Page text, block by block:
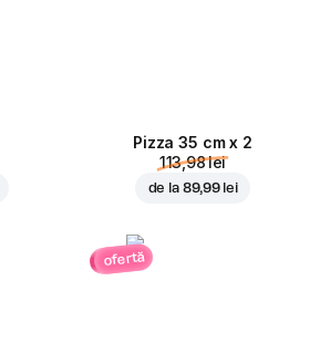
Pizza 35 cm x 2
113,98 lei
de la 89,99 lei
ofertă